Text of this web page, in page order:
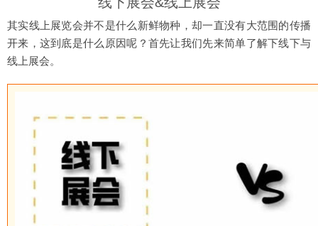
其实线上展览会并不是什么新鲜物种，却一直没有大范围的传播
开来，这到底是什么原因呢？首先让我们先来简单了解下线下与
线上展会。